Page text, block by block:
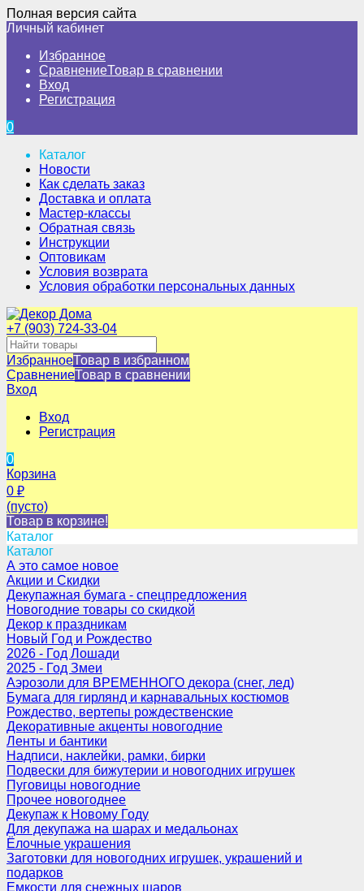
Полная версия сайта
Личный кабинет
Избранное
СравнениеТовар в сравнении
Вход
Регистрация
0
Каталог
Новости
Как сделать заказ
Доставка и оплата
Мастер-классы
Обратная связь
Инструкции
Оптовикам
Условия возврата
Условия обработки персональных данных
+7 (903) 724-33-04
ИзбранноеТовар в избранном
СравнениеТовар в сравнении
Вход
Вход
Регистрация
0
Корзина
0 ₽
(пусто)
Товар в корзине!
Каталог
Каталог
А это самое новое
Акции и Скидки
Декупажная бумага - спецпредложения
Новогодние товары со скидкой
Декор к праздникам
Новый Год и Рождество
2026 - Год Лошади
2025 - Год Змеи
Аэрозоли для ВРЕМЕННОГО декора (снег, лед)
Бумага для гирлянд и карнавальных костюмов
Рождество, вертепы рождественские
Декоративные акценты новогодние
Ленты и бантики
Надписи, наклейки, рамки, бирки
Подвески для бижутерии и новогодних игрушек
Пуговицы новогодние
Прочее новогоднее
Декупаж к Новому Году
Для декупажа на шарах и медальонах
Ёлочные украшения
Заготовки для новогодних игрушек, украшений и
подарков
Емкости для снежных шаров